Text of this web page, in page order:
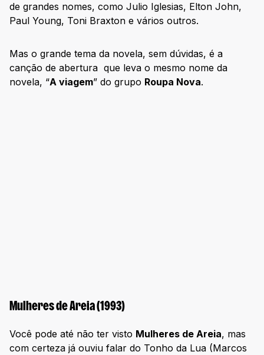
de grandes nomes, como Julio Iglesias, Elton John,
Paul Young, Toni Braxton e vários outros.
Mas o grande tema da novela, sem dúvidas, é a
canção de abertura que leva o mesmo nome da
novela, “A viagem” do grupo Roupa Nova.
Mulheres de Areia (1993)
Você pode até não ter visto Mulheres de Areia, mas
com certeza já ouviu falar do Tonho da Lua (Marcos